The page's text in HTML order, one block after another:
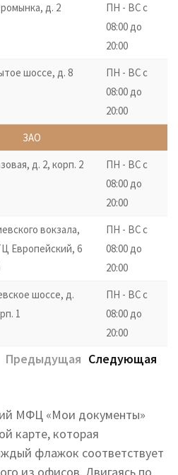
д. 2
ПН - ВС с
08:00 до
20:00
шоссе, д. 8
ПН - ВС с
08:00 до
20:00
ЗАО
д. 2, корп. 2
ПН - ВС с
08:00 до
20:00
вокзала,
Европейский, 6
ПН - ВС с
08:00 до
20:00
шоссе, д.
1
ПН - ВС с
08:00 до
20:00
Предыдущая Следующая
МФЦ «Мои документы»
карте, которая
флажок соответствует